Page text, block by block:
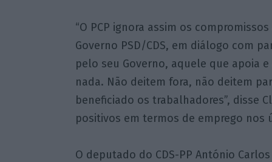
“O PCP ignora assim os
Governo PSD/CDS, em diálogo com
pelo seu Governo, aquele que apoia
nada. Não deitem fora, não deitem
beneficiado os trabalhadores”, disse
positivos em termos de emprego nos
O deputado do CDS-PP António